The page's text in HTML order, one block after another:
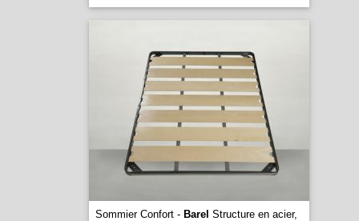
Sommier Confort - Barel Structure en acier,